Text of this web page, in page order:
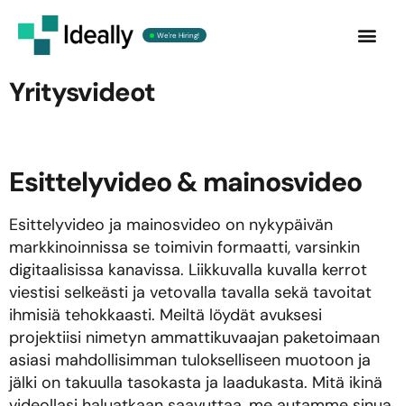
We're Hiring!
Yritysvideot
Esittelyvideo & mainosvideo
Esittelyvideo ja mainosvideo on nykypäivän
markkinoinnissa se toimivin formaatti, varsinkin
digitaalisissa kanavissa. Liikkuvalla kuvalla kerrot
viestisi selkeästi ja vetovalla tavalla sekä tavoitat
ihmisiä tehokkaasti. Meiltä löydät avuksesi
projektiisi nimetyn ammattikuvaajan paketoimaan
asiasi mahdollisimman tulokselliseen muotoon ja
jälki on takuulla tasokasta ja laadukasta. Mitä ikinä